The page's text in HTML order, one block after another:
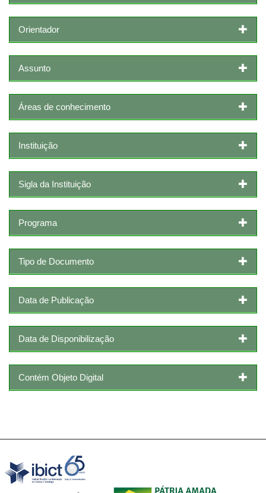
Orientador
Assunto
Áreas de conhecimento
Instituição
Sigla da Instituição
Programa
Tipo de Documento
Data de Publicação
Data de Disponibilização
Contém Objeto Digital